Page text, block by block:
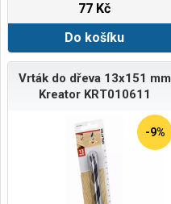
stopku, která zajišťuje pevné upnutí
vrtáku do sklíčidla a maximální
přenos točivého momentu ze
stroje do vrtáku.
Vrtáky jsou určeny zejména pro
vrtání do měkkého dřeva, tvrdého
dřeva, trámů, dřevěných nosníků,
dřevotřískových desek, překližek
77 Kč
Do košíku
Vrták do dřeva 13x151 mm
Kreator KRT010611
-9%